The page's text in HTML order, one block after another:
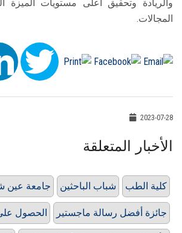
والريادة وتحقيق أعلى مستويات الميزة
المجالات.
2023-07-28
الأخبار المتعلقة
جامعة شباب الباحثين كلية الطب
الحصول جائزة أفضل رسالة ماجستير